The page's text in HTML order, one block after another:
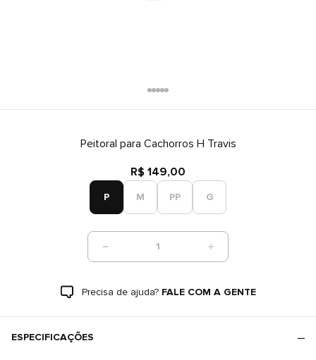
Peitoral para Cachorros H Travis
R$ 149,00
P M PP G
1
Precisa de ajuda? FALE COM A GENTE
ESPECIFICAÇÕES